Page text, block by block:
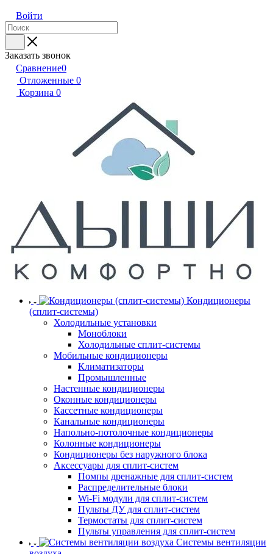
Войти
Заказать звонок
Сравнение0
Отложенные 0
Корзина 0
Кондиционеры
(сплит-системы)
Холодильные установки
Моноблоки
Холодильные сплит-системы
Мобильные кондиционеры
Климатизаторы
Промышленные
Настенные кондиционеры
Оконные кондиционеры
Кассетные кондиционеры
Канальные кондиционеры
Напольно-потолочные кондиционеры
Колонные кондиционеры
Кондиционеры без наружного блока
Аксессуары для сплит-систем
Помпы дренажные для сплит-систем
Распределительные блоки
Wi-Fi модули для сплит-систем
Пульты ДУ для сплит-систем
Термостаты для сплит-систем
Пульты управления для сплит-систем
Системы вентиляции